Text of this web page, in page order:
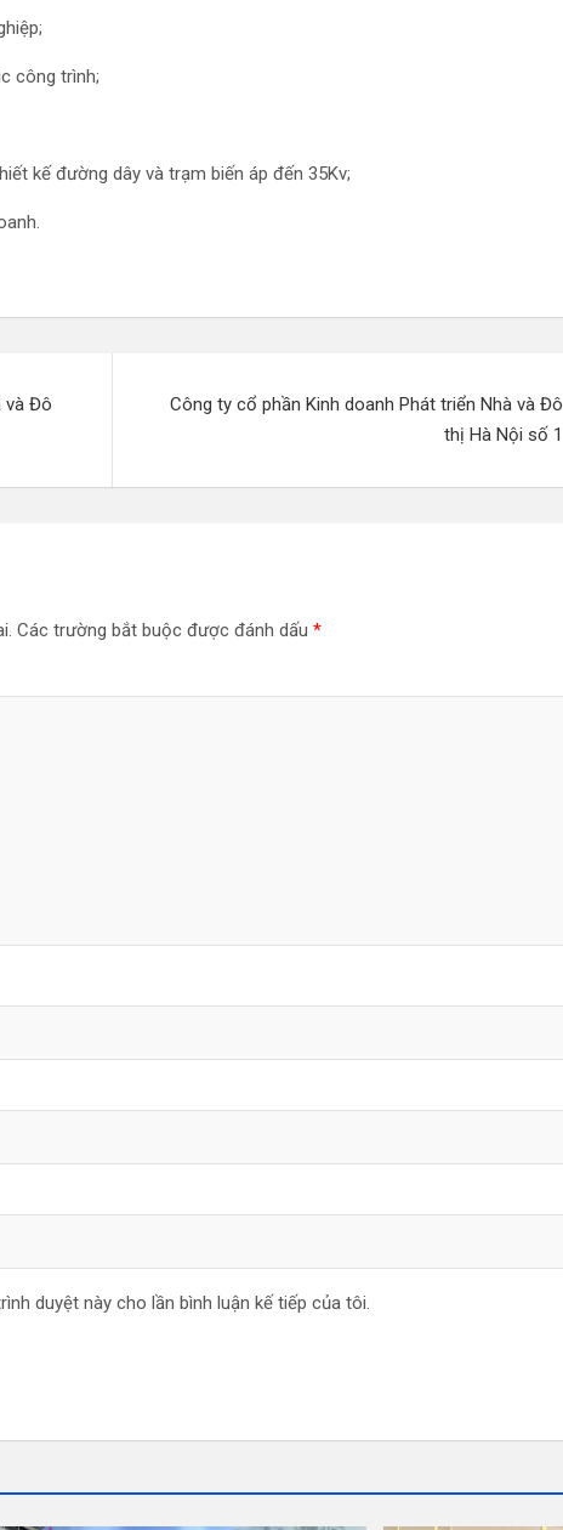
công trình;
kế đường dây và trạm biến áp đến 35Kv;
và Đô
Công ty cổ phần Kinh doanh Phát triển Nhà và Đô
thị Hà Nội số 1
Các trường bắt buộc được đánh dấu *
duyệt này cho lần bình luận kế tiếp của tôi.